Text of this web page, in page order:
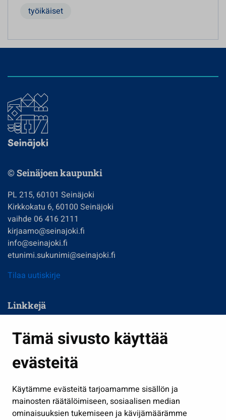
Tämä sivusto käyttää
evästeitä
Käytämme evästeitä tarjoamamme sisällön ja
mainosten räätälöimiseen, sosiaalisen median
ominaisuuksien tukemiseen ja kävijämäärämme
työikäiset
© Seinäjoen kaupunki
PL 215, 60101 Seinäjoki
Kirkkokatu 6, 60100 Seinäjoki
vaihde 06 416 2111
kirjaamo@seinajoki.fi
info@seinajoki.fi
etunimi.sukunimi@seinajoki.fi
Tilaa uutiskirje
Linkkejä
Kasvatus ja opetus
Kulttuuri ja liikunta
Työ ja yrittäminen
Osallistu ja asioi